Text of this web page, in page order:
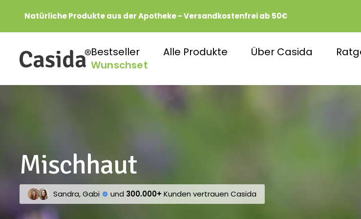
Inhalt
Natürliche Produkte aus der Apotheke - Versandkostenfrei ab 50€
Bestseller Alle Produkte Über Casida
Wunschset
Casida
Mischhaut
Sandra, Gabi und 300.000+ Kunden vertrauen Casida